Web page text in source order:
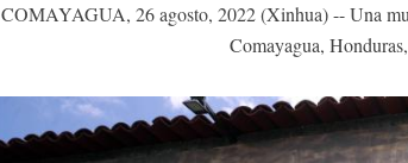
COMAYAGUA, 26 agosto, 2022 (Xinhua) -- Una
Comayagua,